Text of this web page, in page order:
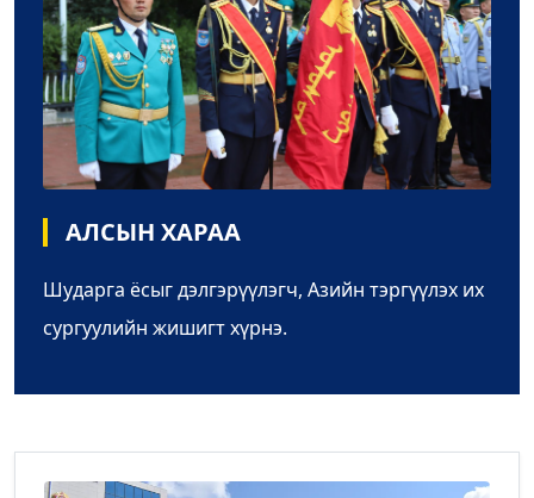
АЛСЫН ХАРАА
Шударга ёсыг дэлгэрүүлэгч, Азийн тэргүүлэх их
сургуулийн жишигт хүрнэ.